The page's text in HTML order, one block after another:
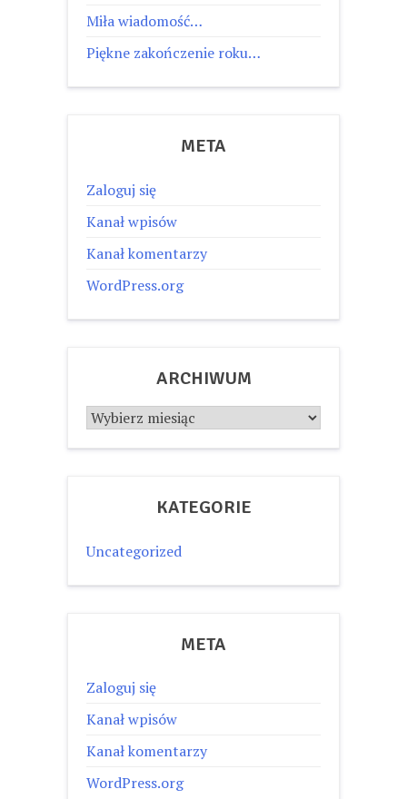
Miła wiadomość…
Piękne zakończenie roku…
META
Zaloguj się
Kanał wpisów
Kanał komentarzy
WordPress.org
ARCHIWUM
Archiwum
KATEGORIE
Uncategorized
META
Zaloguj się
Kanał wpisów
Kanał komentarzy
WordPress.org